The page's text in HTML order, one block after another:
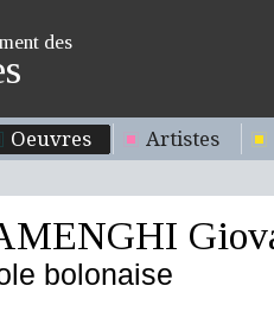
des
Oeuvres Artistes
bolonaise